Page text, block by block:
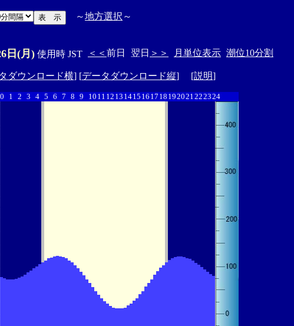
～地方選択 ～
日(月) 使用時 JST ＜＜ 前日 翌日 ＞＞ 月単位表示 潮位10分割
ダウンロード横] [データダウンロード縦] [説明]
0 1 2 3 4 5 6 7 8 9 10 11 12 13 1415 16 17 18 192021222324